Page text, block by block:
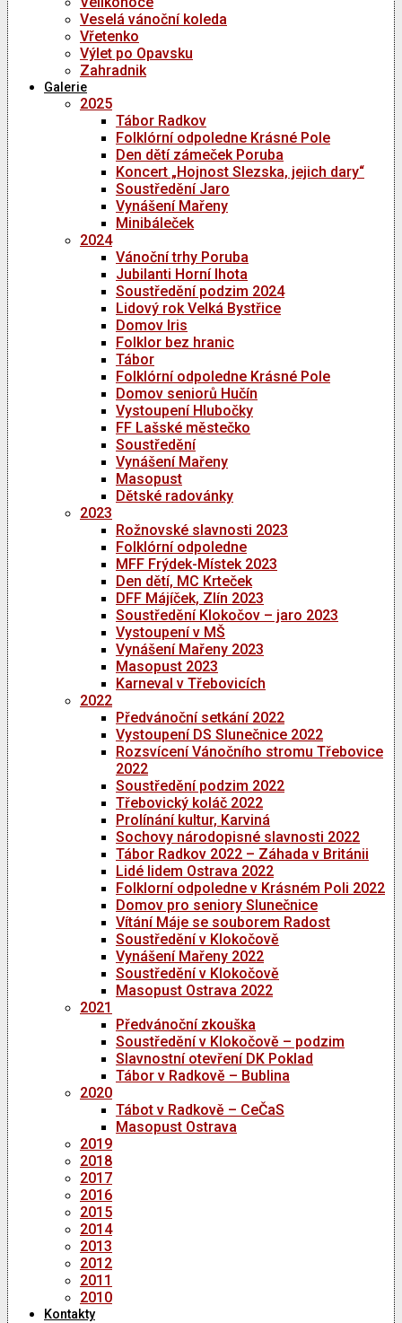
Veselá vánoční koleda
Vřetenko
Výlet po Opavsku
Zahradnik
Galerie
2025
Tábor Radkov
Folklórní odpoledne Krásné Pole
Den dětí zámeček Poruba
Koncert „Hojnost Slezska, jejich dary“
Soustředění Jaro
Vynášení Mařeny
Minibáleček
2024
Vánoční trhy Poruba
Jubilanti Horní lhota
Soustředění podzim 2024
Lidový rok Velká Bystřice
Domov Iris
Folklor bez hranic
Tábor
Folklórní odpoledne Krásné Pole
Domov seniorů Hučín
Vystoupení Hlubočky
FF Lašské městečko
Soustředění
Vynášení Mařeny
Masopust
Dětské radovánky
2023
Rožnovské slavnosti 2023
Folklórní odpoledne
MFF Frýdek-Místek 2023
Den dětí, MC Krteček
DFF Májíček, Zlín 2023
Soustředění Klokočov – jaro 2023
Vystoupení v MŠ
Vynášení Mařeny 2023
Masopust 2023
Karneval v Třebovicích
2022
Předvánoční setkání 2022
Vystoupení DS Slunečnice 2022
Rozsvícení Vánočního stromu Třebovice
2022
Soustředění podzim 2022
Třebovický koláč 2022
Prolínání kultur, Karviná
Sochovy národopisné slavnosti 2022
Tábor Radkov 2022 – Záhada v Británii
Lidé lidem Ostrava 2022
Folklorní odpoledne v Krásném Poli 2022
Domov pro seniory Slunečnice
Vítání Máje se souborem Radost
Soustředění v Klokočově
Vynášení Mařeny 2022
Soustředění v Klokočově
Masopust Ostrava 2022
2021
Předvánoční zkouška
Soustředění v Klokočově – podzim
Slavnostní otevření DK Poklad
Tábor v Radkově – Bublina
2020
Tábot v Radkově – CeČaS
Masopust Ostrava
2019
2018
2017
2016
2015
2014
2013
2012
2011
2010
Kontakty